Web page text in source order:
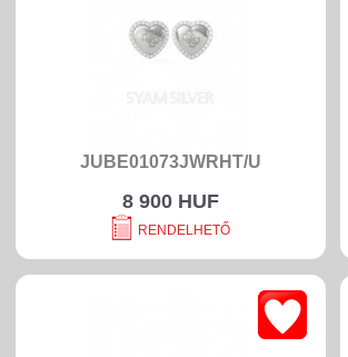
JUBE01073JWRHT/U
8 900 HUF
RENDELHETŐ